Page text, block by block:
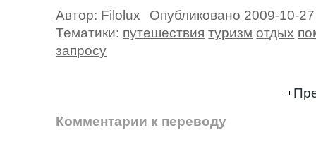
Автор: Filolux
Опубликовано 2009-10-27
Тематики: путешествия туризм отдых
запросу
Комментарии к переводу